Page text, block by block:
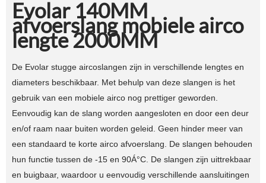
Evolar 140MM
afvoerslang mobiele airco
lengte 2000MM
De Evolar stugge aircoslangen zijn in verschillende lengtes en
diameters beschikbaar. Met behulp van deze slangen is het
gebruik van een mobiele airco nog prettiger geworden.
Eenvoudig kan de slang worden aangesloten en door een deur
en/of raam naar buiten worden geleid. Geen hinder meer van
een standaard te korte airco afvoerslang. De slangen behouden
hun functie tussen de -15 en 90Á°C. De slangen zijn uittrekbaar
en buigbaar, waardoor u eenvoudig verschillende aansluitingen